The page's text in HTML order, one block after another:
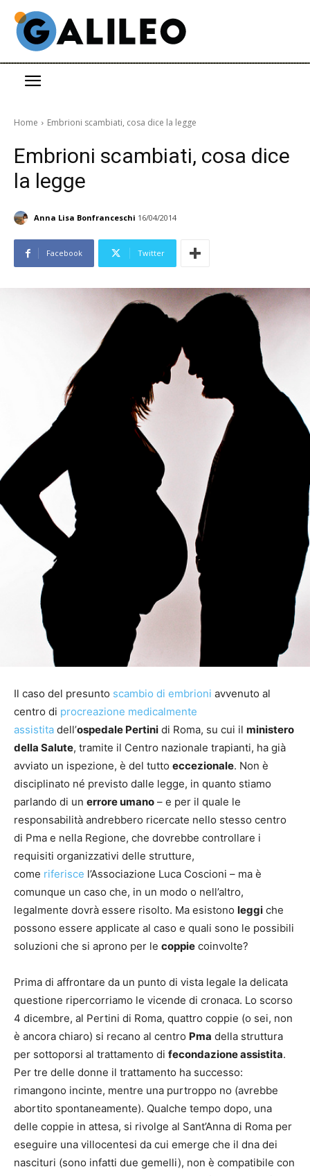
Home Embrioni scambiati, cosa dice la legge
Embrioni scambiati, cosa dice
la legge
Anna Lisa Bonfranceschi 16/04/2014
Facebook Twitter
Il caso del presunto scambio di embrioni avvenuto al
centro di procreazione medicalmente
assistita dell’ospedale Pertini di Roma, su cui il ministero
della Salute, tramite il Centro nazionale trapianti, ha già
avviato un ispezione, è del tutto eccezionale. Non è
disciplinato né previsto dalle legge, in quanto stiamo
parlando di un errore umano – e per il quale le
responsabilità andrebbero ricercate nello stesso centro
di Pma e nella Regione, che dovrebbe controllare i
requisiti organizzativi delle strutture,
come riferisce l’Associazione Luca Coscioni – ma è
comunque un caso che, in un modo o nell’altro,
legalmente dovrà essere risolto. Ma esistono leggi che
possono essere applicate al caso e quali sono le possibili
soluzioni che si aprono per le coppie coinvolte?
Prima di affrontare da un punto di vista legale la delicata
questione ripercorriamo le vicende di cronaca. Lo scorso
4 dicembre, al Pertini di Roma, quattro coppie (o sei, non
è ancora chiaro) si recano al centro Pma della struttura
per sottoporsi al trattamento di fecondazione assistita.
Per tre delle donne il trattamento ha successo:
rimangono incinte, mentre una purtroppo no (avrebbe
abortito spontaneamente). Qualche tempo dopo, una
delle coppie in attesa, si rivolge al Sant’Anna di Roma per
eseguire una villocentesi da cui emerge che il dna dei
nascituri (sono infatti due gemelli), non è compatibile con